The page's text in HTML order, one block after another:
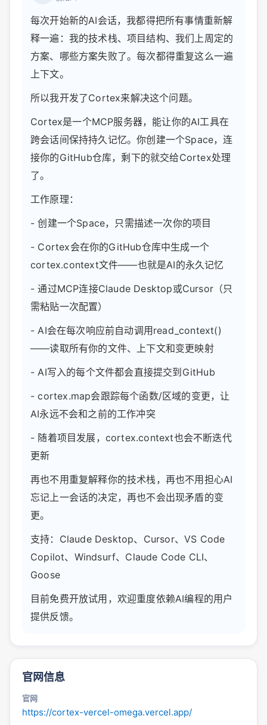
每次开始新的AI会话，我都得把所有事情重新解
释一遍：我的技术栈、项目结构、我们上周定的
方案、哪些方案失败了。每次都得重复这么一遍
上下文。
所以我开发了Cortex来解决这个问题。
Cortex是一个MCP服务器，能让你的AI工具在
跨会话间保持持久记忆。你创建一个Space，连
接你的GitHub仓库，剩下的就交给Cortex处理
了。
工作原理：
- 创建一个Space，只需描述一次你的项目
- Cortex会在你的GitHub仓库中生成一个
cortex.context文件——也就是AI的永久记忆
- 通过MCP连接Claude Desktop或Cursor（只
需粘贴一次配置）
- AI会在每次响应前自动调用read_context()
——读取所有你的文件、上下文和变更映射
- AI写入的每个文件都会直接提交到GitHub
- cortex.map会跟踪每个函数/区域的变更，让
AI永远不会和之前的工作冲突
- 随着项目发展，cortex.context也会不断迭代
更新
再也不用重复解释你的技术栈，再也不用担心AI
忘记上一会话的决定，再也不会出现矛盾的变
更。
支持：Claude Desktop、Cursor、VS Code
Copilot、Windsurf、Claude Code CLI、
Goose
目前免费开放试用，欢迎重度依赖AI编程的用户
提供反馈。
官网信息
官网
https://cortex-vercel-omega.vercel.app/